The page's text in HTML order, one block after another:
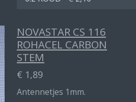
NOVASTAR CS 116
ROHACEL CARBON
STEM
€ 1,89
Antennetjes 1mm.